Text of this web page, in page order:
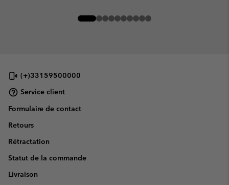
(+)33159500000
Service client
Formulaire de contact
Retours
Rétractation
Statut de la commande
Livraison